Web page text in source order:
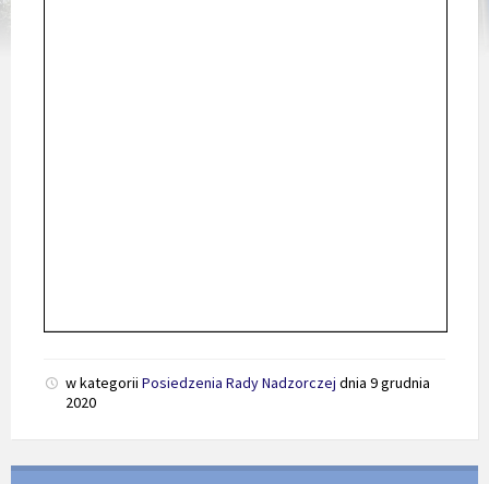
w kategorii Posiedzenia Rady Nadzorczej dnia 9 grudnia
2020